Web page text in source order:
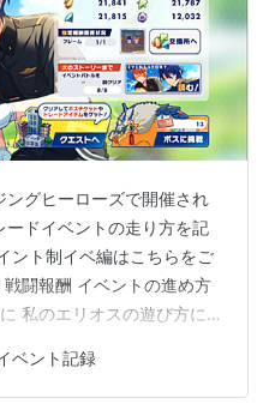
ングヒーローズで開催され
ドイベントの走り方を記
ント制イベ編はこちらをご
闘報酬 イベントの進め方
私のエリオスの遊び方に
方やカードの種類によっ
てオート機能使用 カードは
ベント記録